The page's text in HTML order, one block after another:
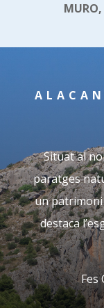
MURO,
Situat al
paratges
un
destaca
Fes